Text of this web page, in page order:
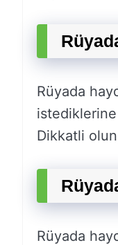
Rüyada
Dikkatli
Rüyada